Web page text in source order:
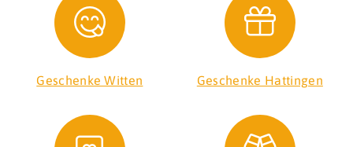
Geschenke Witten Geschenke Hattingen